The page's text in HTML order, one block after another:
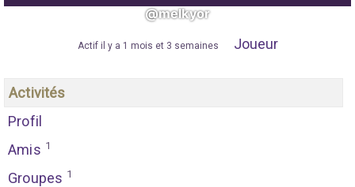
@melkyor
Actif il y a 1 mois et 3 semaines Joueur
Activités
Profil
Amis 1
Groupes 1